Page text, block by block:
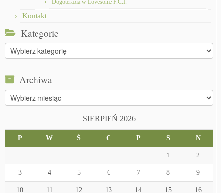
Dogoterapia w Lovesome F.C.I.
Kontakt
Kategorie
Kategorie
Archiwa
Archiwa
SIERPIEŃ 2026
P W Ś C P S N
1 2
3 4 5 6 7 8 9
10 11 12 13 14 15 16